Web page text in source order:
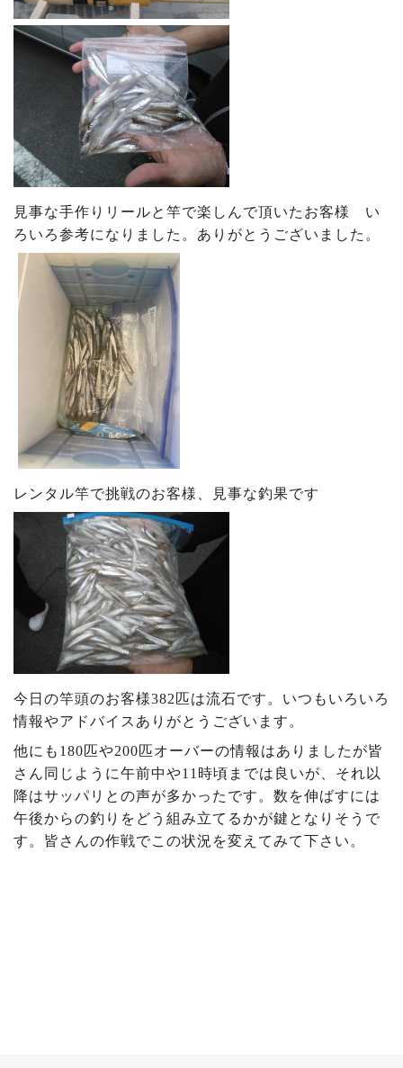
見事な手作りリールと竿で楽しんで頂いたお客様 い
ろいろ参考になりました。ありがとうございました。
レンタル竿で挑戦のお客様、見事な釣果です
今日の竿頭のお客様382匹は流石です。いつもいろいろ
情報やアドバイスありがとうございます。
他にも180匹や200匹オーバーの情報はありましたが皆
さん同じように午前中や11時頃までは良いが、それ以
降はサッパリとの声が多かったです。数を伸ばすには
午後からの釣りをどう組み立てるかが鍵となりそうで
す。皆さんの作戦でこの状況を変えてみて下さい。